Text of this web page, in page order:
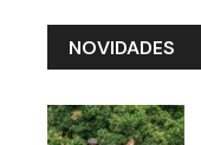
NOVIDADES